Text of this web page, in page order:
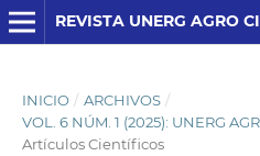
REVISTA UNERG AGRO
INICIO / ARCHIVOS /
VOL. 6 NÚM. 1 (2025): UNERG
Artículos Científicos